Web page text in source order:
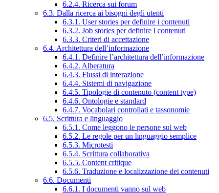
6.2.4. Ricerca sui forum
6.3. Dalla ricerca ai bisogni degli utenti
6.3.1. User stories per definire i contenuti
6.3.2. Job stories per definire i contenuti
6.3.3. Criteri di accettazione
6.4. Architettura dell’informazione
6.4.1. Definire l’architettura dell’informazione
6.4.2. Alberatura
6.4.3. Flussi di interazione
6.4.4. Sistemi di navigazione
6.4.5. Tipologie di contenuto (content type)
6.4.6. Ontologie e standard
6.4.7. Vocabolari controllati e tassonomie
6.5. Scrittura e linguaggio
6.5.1. Come leggono le persone sul web
6.5.2. Le regole per un linguaggio semplice
6.5.3. Microtesti
6.5.4. Scrittura collaborativa
6.5.5. Content critique
6.5.6. Traduzione e localizzazione dei contenuti
6.6. Documenti
6.6.1. I documenti vanno sul web